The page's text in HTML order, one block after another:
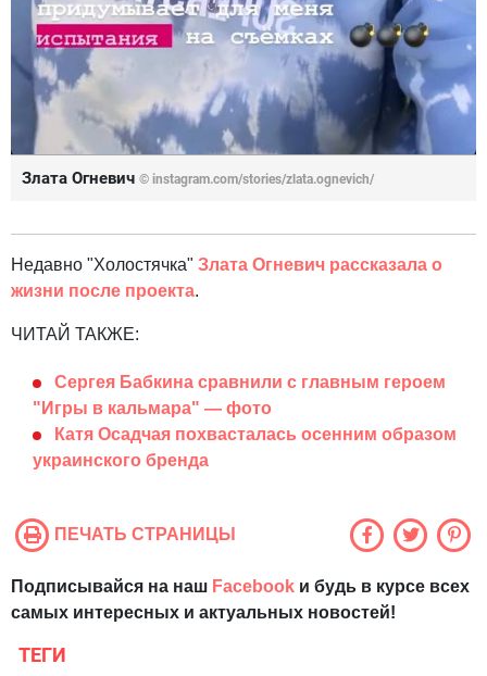
Злата Огневич © instagram.com/stories/zlata.ognevich/
Недавно "Холостячка" Злата Огневич рассказала о
жизни после проекта.
ЧИТАЙ ТАКЖЕ:
Сергея Бабкина сравнили с главным героем
"Игры в кальмара" — фото
Катя Осадчая похвасталась осенним образом
украинского бренда
ПЕЧАТЬ СТРАНИЦЫ
Подписывайся на наш Facebook и будь в курсе всех
самых интересных и актуальных новостей!
ТЕГИ